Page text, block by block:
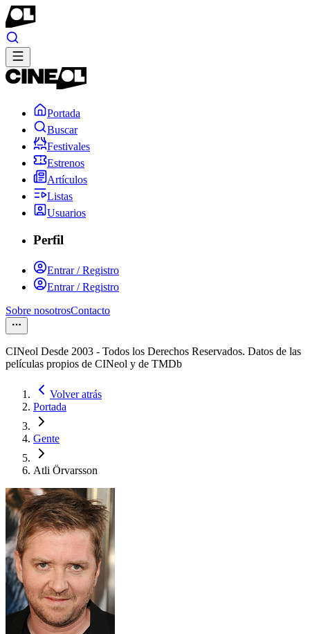
Portada
Buscar
Festivales
Estrenos
Artículos
Listas
Usuarios
Perfil
Entrar / Registro
Entrar / Registro
Sobre nosotrosContacto
CINeol Desde 2003 - Todos los Derechos Reservados. Datos de las
películas propios de CINeol y de TMDb
Volver atrás
Portada
Gente
Atli Örvarsson